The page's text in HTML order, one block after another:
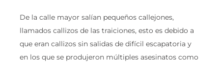
De la calle mayor salían pequeños callejones,
llamados callizos de las traiciones, esto es debido a
que eran callizos sin salidas de difícil escapatoria y
en los que se produjeron múltiples asesinatos como